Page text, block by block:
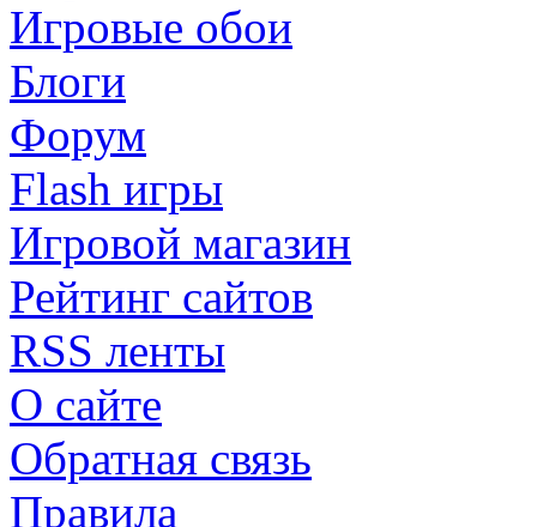
Игровые обои
Блоги
Форум
Flash игры
Игровой магазин
Рейтинг сайтов
RSS ленты
О сайте
Обратная связь
Правила